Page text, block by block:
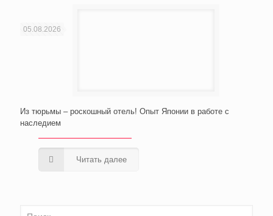
05.08.2026
Из тюрьмы – роскошный отель! Опыт Японии в работе с
наследием
Читать далее